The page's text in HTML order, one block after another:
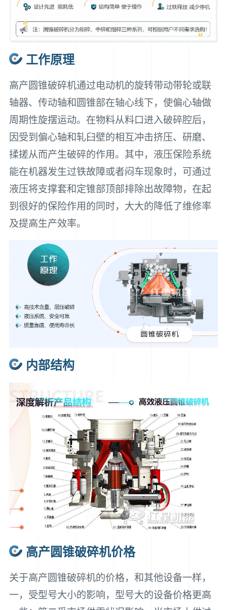
工作原理
高产圆锥破碎机通过电动机的旋转带动带轮或联
轴器、传动轴和圆锥部在轴心线下，使偏心轴做
周期性旋摆运动。在物料从料口进入破碎腔后，
因受到偏心轴和轧臼壁的相互冲击挤压、研磨、
揉搓从而产生破碎的作用。其中，液压保险系统
能在机器发生过铁故障或者闷车现象时，可通过
液压将支撑套和定锥部顶部排除出故障物，在起
到很好的保险作用的同时，大大的降低了维修率
及提高生产效率。
内部结构
高产圆锥破碎机价格
关于高产圆锥破碎机的价格，和其他设备一样，
一，受型号大小的影响，型号大的设备价格更高